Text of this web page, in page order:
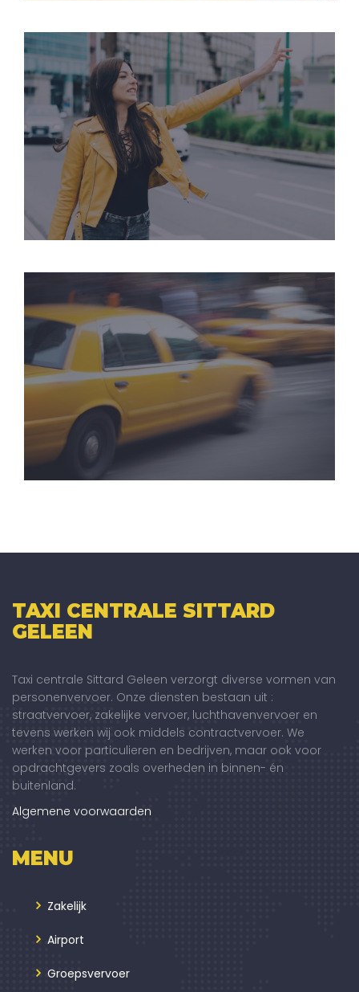
TAXI CENTRALE SITTARD
GELEEN
Taxi centrale Sittard Geleen verzorgt diverse vormen van
personenvervoer. Onze diensten bestaan uit :
straatvervoer, zakelijke vervoer, luchthavenvervoer en
tevens werken wij ook middels contractvervoer. We
werken voor particulieren en bedrijven, maar ook voor
opdrachtgevers zoals overheden in binnen- én
buitenland.
Algemene voorwaarden
MENU
Zakelijk
Airport
Groepsvervoer